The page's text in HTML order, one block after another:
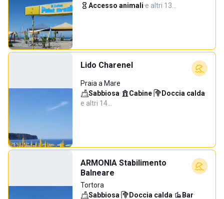
Accesso animali·e altri 13…
Lido Charenel
Praia a Mare
Sabbiosa· Cabine· Doccia calda·
e altri 14…
ARMONIA Stabilimento
Balneare
Tortora
Sabbiosa· Doccia calda· Bar·